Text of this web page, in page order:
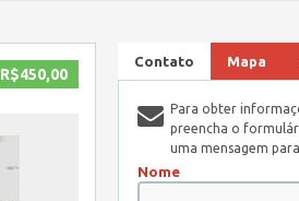
R$450,00
Contato Mapa
Para obter
preencha o
uma mensagem
Nome